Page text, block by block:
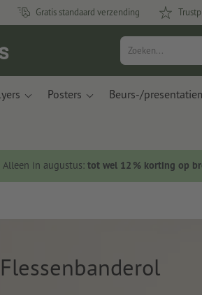
Gratis standaard verzending
Posters Beurs-/
Alleen in augustus: tot wel 12 % korting op
Flessenbanderol